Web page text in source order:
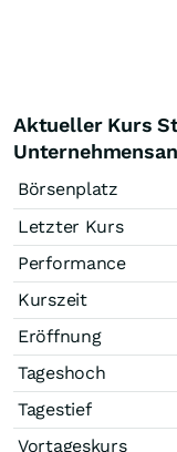
Aktueller Kurs
Börsenplatz
Letzter Kurs
Performance
Kurszeit
Eröffnung
Tageshoch
Tagestief
Vortageskurs